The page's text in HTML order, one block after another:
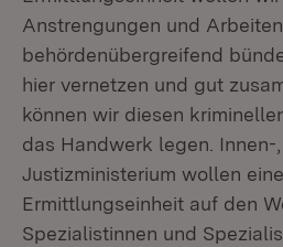
Anstrengungen und Arbeiten
behördenübergreifend
hier vernetzen und gut
können wir diesen
das Handwerk legen. Innen-
Justizministerium wollen
Ermittlungseinheit auf den
Spezialistinnen und